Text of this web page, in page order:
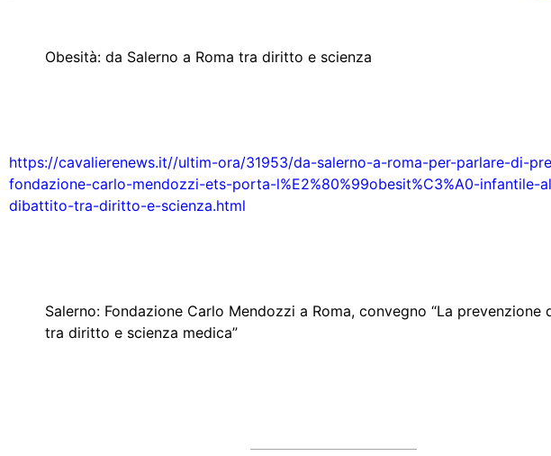
Obesità: da Salerno a Roma tra diritto e scienza
https://cavalierenews.it//ultim-ora/31953/da-salerno-a-roma-per-parlare-di-
fondazione-carlo-mendozzi-ets-porta-l%E2%80%99obesit%C3%A0-infantile-
dibattito-tra-diritto-e-scienza.html
Salerno: Fondazione Carlo Mendozzi a Roma, convegno “La prevenzione
tra diritto e scienza medica”